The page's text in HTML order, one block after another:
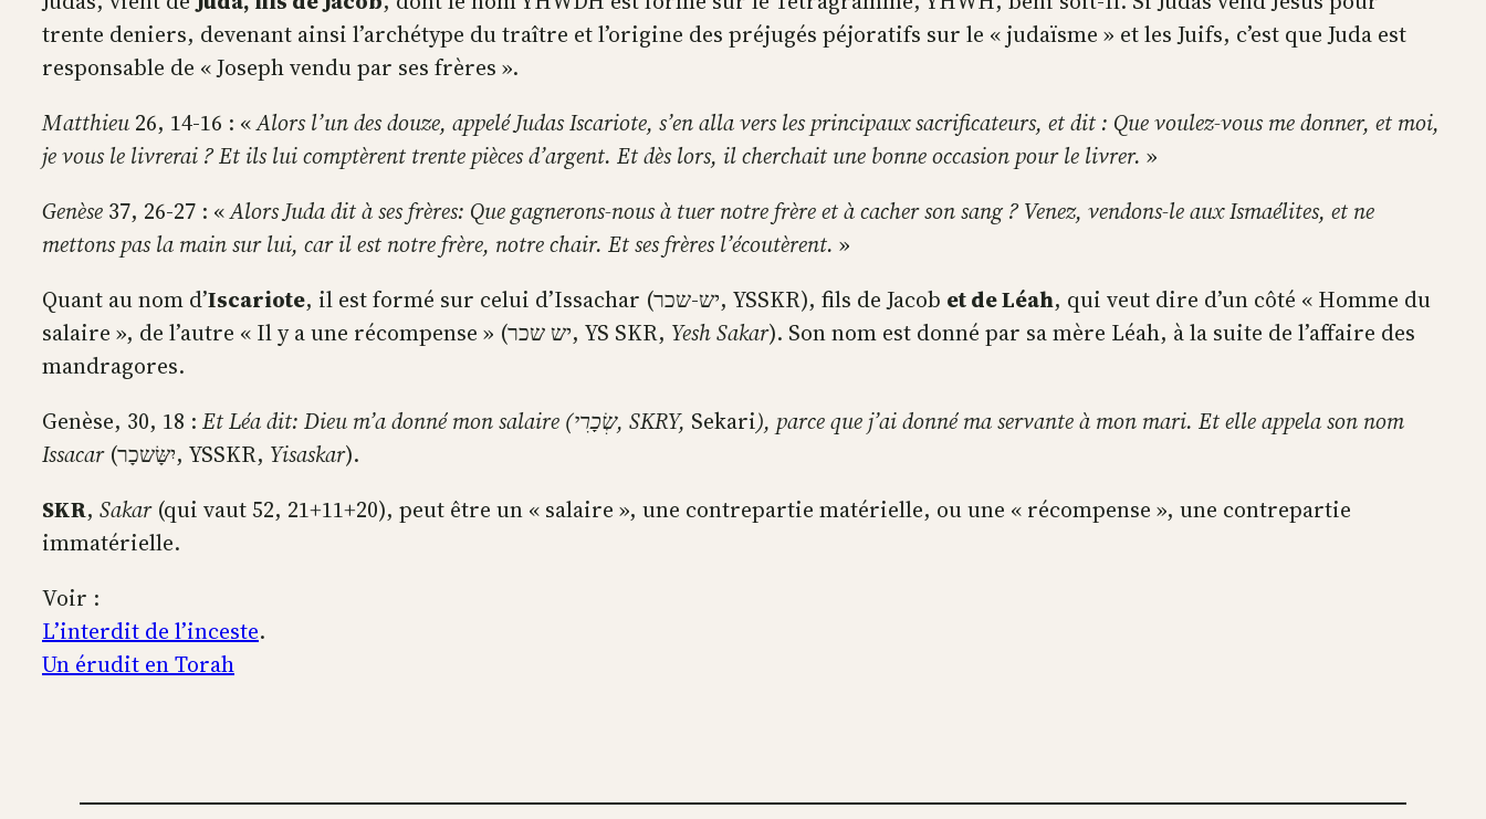
trente deniers, devenant ainsi l’archétype du traître et l’origine des préjugés péjoratifs sur le « judaïsme » et les Juifs, c’est que Juda est
responsable de « Joseph vendu par ses frères ».
Matthieu 26, 14-16 : «Alors l’un des douze, appelé Judas Iscariote, s’en alla vers les principaux sacrificateurs, et dit : Que voulez-vous me donner, et moi,
je vous le livrerai ? Et ils lui comptèrent trente pièces d’argent. Et dès lors, il cherchait une bonne occasion pour le livrer. »
Genèse 37, 26-27 : «Alors Juda dit à ses frères: Que gagnerons-nous à tuer notre frère et à cacher son sang ? Venez, vendons-le aux Ismaélites, et ne
mettons pas la main sur lui, car il est notre frère, notre chair. Et ses frères l’écoutèrent. »
Quant au nom d’Iscariote , il est formé sur celui d’Issachar (יש-שכר, YSSKR), fils de Jacob et de Léah, qui veut dire d’un côté « Homme du
salaire », de l’autre « Il y a une récompense » (יש שכר, YS SKR, Yesh Sakar). Son nom est donné par sa mère Léah, à la suite de l’affaire des
mandragores.
Genèse, 30, 18 :
Et Léa dit: Dieu m’a donné mon salaire (שְׂכָרִי, SKRY, Sekari), parce que j’ai donné ma servante à mon mari. Et elle appela son nom
Issacar
(יִשָּׂשכָר, YSSKR, Yisaskar).
SKR, Sakar(qui vaut 52, 21+11+20), peut être un « salaire », une contrepartie matérielle, ou une « récompense », une contrepartie
immatérielle.
Voir :
L’interdit de l’inceste.
Un érudit en Torah